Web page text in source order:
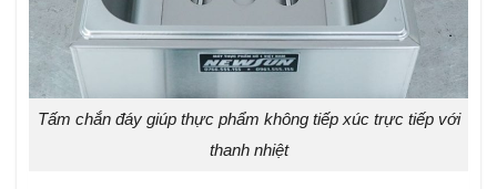
Tấm chắn đáy giúp thực phẩm không tiếp xúc trực tiếp với
thanh nhiệt